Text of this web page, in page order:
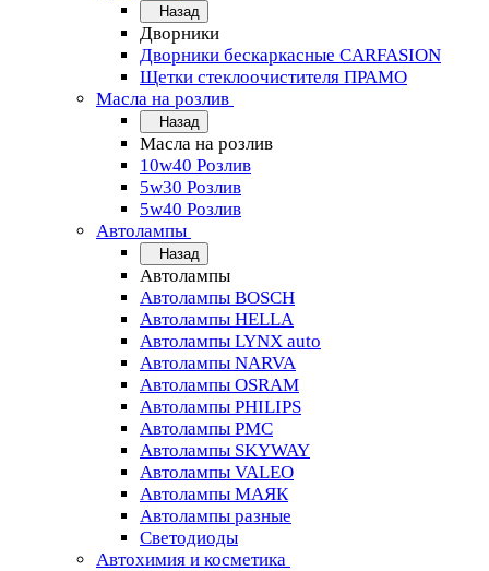
Назад
Дворники
Дворники бескаркасные CARFASION
Щетки стеклоочистителя ПРАМО
Масла на розлив
Назад
Масла на розлив
10w40 Розлив
5w30 Розлив
5w40 Розлив
Автолампы
Назад
Автолампы
Автолампы BOSCH
Автолампы HELLA
Автолампы LYNX auto
Автолампы NARVA
Автолампы OSRAM
Автолампы PHILIPS
Автолампы PMC
Автолампы SKYWAY
Автолампы VALEO
Автолампы МАЯК
Автолампы разные
Светодиоды
Автохимия и косметика